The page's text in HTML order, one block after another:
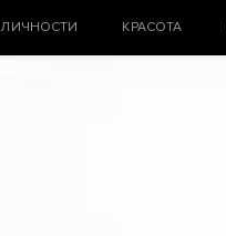
ЛИЧНОСТИ КРАСОТА